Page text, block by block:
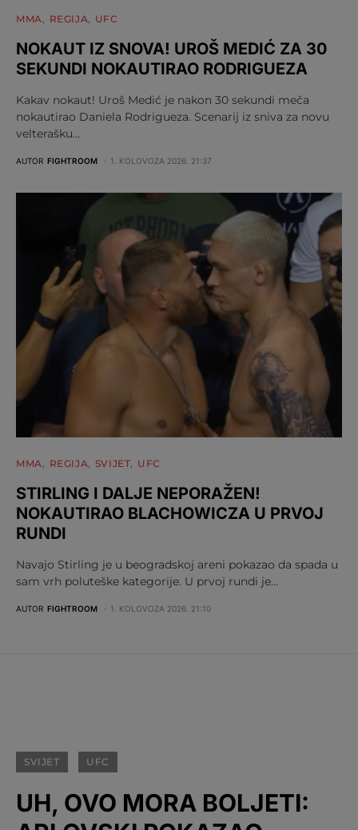
MMA REGIJA UFC
NOKAUT IZ SNOVA! UROŠ MEDIĆ ZA 30
SEKUNDI NOKAUTIRAO RODRIGUEZA
Kakav nokaut! Uroš Medić je nakon 30 sekundi meča
nokautirao Daniela Rodrigueza. Scenarij iz sniva za novu
velterašku…
AUTOR FIGHTROOM 1. KOLOVOZA 2026. 21:37
MMA REGIJA SVIJET UFC
STIRLING I DALJE NEPORAŽEN!
NOKAUTIRAO BLACHOWICZA U PRVOJ
RUNDI
Navajo Stirling je u beogradskoj areni pokazao da spada u
sam vrh poluteške kategorije. U prvoj rundi je…
AUTOR FIGHTROOM 1. KOLOVOZA 2026. 21:10
SVIJET UFC
UH, OVO MORA BOLJETI: